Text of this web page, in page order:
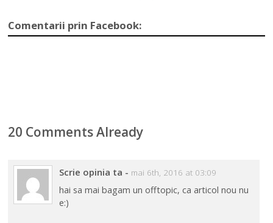
Comentarii prin Facebook:
20 Comments Already
Scrie opinia ta - mai 6th, 2016 at 03:09
hai sa mai bagam un offtopic, ca articol nou nu
e:)